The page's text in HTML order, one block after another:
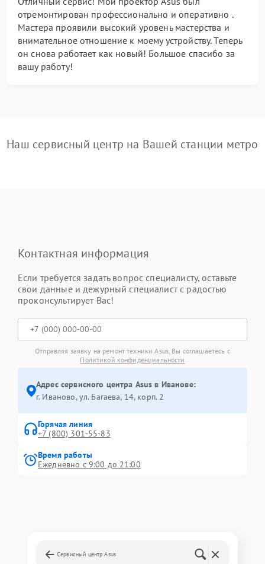
отремонтирован профессионально и оперативно .
Мастера проявили высокий уровень мастерства и
внимательное отношение к моему устройству. Теперь
он снова работает как новый! Большое спасибо за
вашу работу!
Наш сервисный центр на Вашей станции метро
Контактная информация
Если требуется задать вопрос специалисту, оставьте
свои данные и дежурный специалист с радостью
проконсультирует Вас!
Отправляя заявку на ремонт техники Asus, Вы соглашаетесь с
Политикой конфиденциальности
Адрес сервисного центра Asus в Иванове:
г. Иваново, ул. Багаева, 14, корп. 2
Горячая линия
+7 (800) 301-55-83
Время работы
Ежедневно с 9:00 до 21:00
Сервисный центр Asus